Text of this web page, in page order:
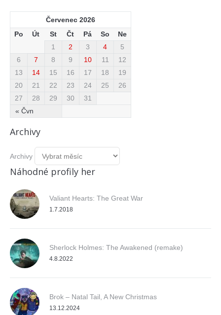
Červenec 2026
Po
Út St Čt Pá So Ne
« Čvn
1 2 3 4
5
6
7 8 9 10 11
12
13
14 15 16 17 18
19
20
21 22 23 24 25
26
27
28 29 30 31
Archivy
Archivy
Náhodné profily her
Valiant Hearts: The Great War
1.7.2018
Sherlock Holmes: The Awakened (remake)
4.8.2022
Brok – Natal Tail, A New Christmas
13.12.2024